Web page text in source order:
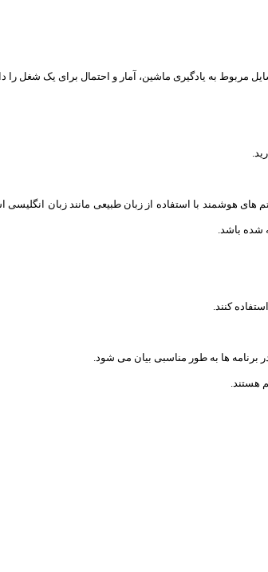
مربوط به یادگیری ماشین، آمار و احتمال برای یک شغل را
برنامه ها به طور مناسبی بیان می شود.